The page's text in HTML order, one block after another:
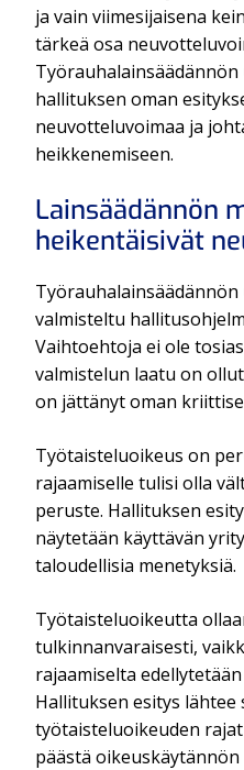
ja vain viimesijaisena
tärkeä osa
hallituksen oman
neuvotteluvoimaa ja
heikkenemiseen.
Lainsäädännön
heikentäisivät
valmisteltu
Vaihtoehtoja ei ole
valmistelun laatu on
on jättänyt oman
Työtaisteluoikeus on
rajaamiselle tulisi olla
peruste. Hallituksen
näytetään käyttävän
taloudellisia menetyksiä.
Työtaisteluoikeutta
tulkinnanvaraisesti,
rajaamiselta
Hallituksen esitys lähtee
työtaisteluoikeuden
päästä oikeuskäytännön